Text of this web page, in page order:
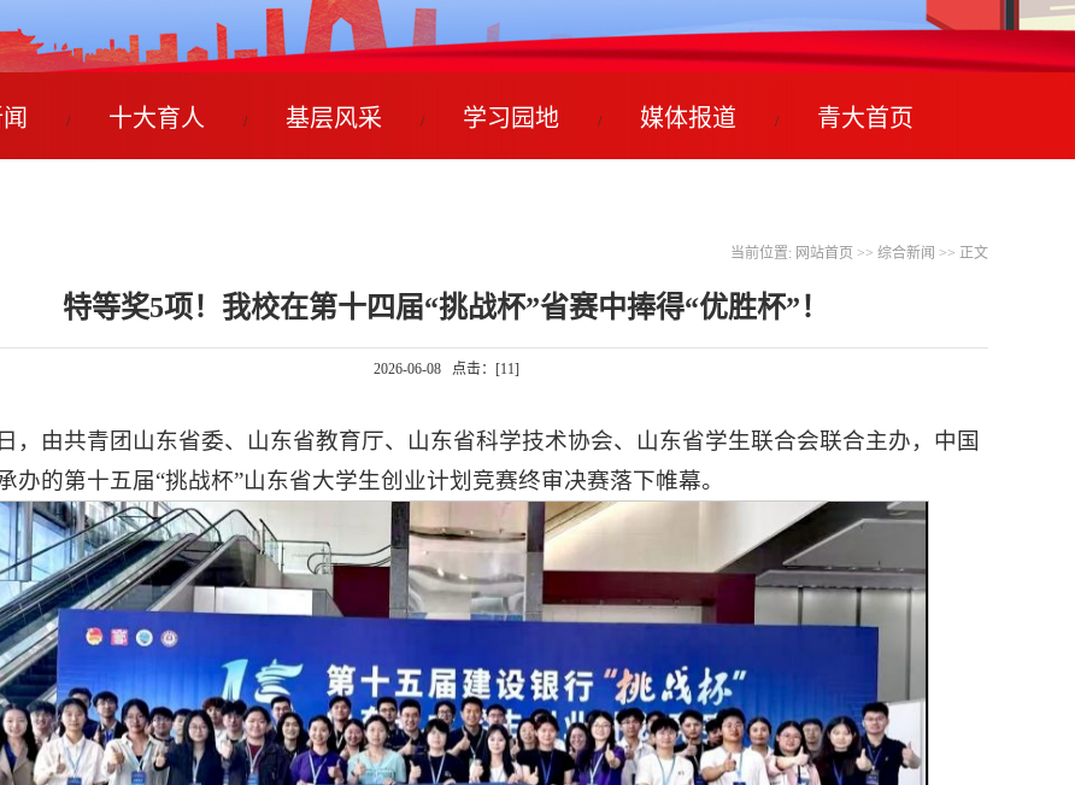
/ 十大育人 / 基层风采 / 学习园地 / 媒体报道 / 青大首页
当前位置: 网站首页 >> 综合新闻 >> 正文
特等奖5项！我校在第十四届“挑战杯”省赛中捧得“优胜杯”！
2026-06-08 点击：[11]
，由共青团山东省委、山东省教育厅、山东省科学技术协会、山东省学生联合会联合主办，中国
办的第十五届“挑战杯”山东省大学生创业计划竞赛终审决赛落下帷幕。